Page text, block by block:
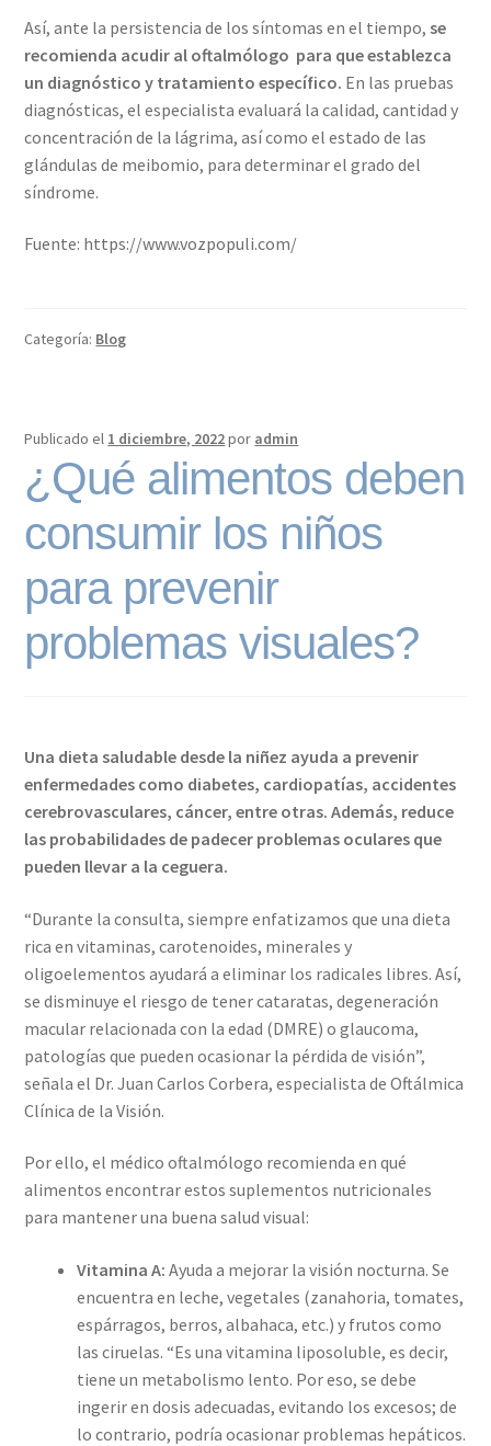
Así, ante la persistencia de los síntomas en el tiempo,se
recomienda acudir al oftalmólogo para que establezca
un diagnóstico y tratamiento específico. En las pruebas
diagnósticas, el especialista evaluará la calidad, cantidad y
concentración de la lágrima, así como el estado de las
glándulas de meibomio, para determinar el grado del
síndrome.
Fuente: https://www.vozpopuli.com/
Categoría: Blog
Publicado el 1 diciembre, 2022por admin
¿Qué alimentos deben
consumir los niños
para prevenir
problemas visuales?
Una dieta saludable desde la niñez ayuda a prevenir
enfermedades como diabetes, cardiopatías, accidentes
cerebrovasculares, cáncer, entre otras. Además, reduce
las probabilidades de padecer problemas oculares que
pueden llevar a la ceguera.
“Durante la consulta, siempre enfatizamos que una dieta
rica en vitaminas, carotenoides, minerales y
oligoelementos ayudará a eliminar los radicales libres. Así,
se disminuye el riesgo de tener cataratas, degeneración
macular relacionada con la edad (DMRE) o glaucoma,
patologías que pueden ocasionar la pérdida de visión”,
señala el Dr. Juan Carlos Corbera, especialista de Oftálmica
Clínica de la Visión.
Por ello, el médico oftalmólogo recomienda en qué
alimentos encontrar estos suplementos nutricionales
para mantener una buena salud visual:
Vitamina A:Ayuda a mejorar la visión nocturna. Se
encuentra en leche, vegetales (zanahoria, tomates,
espárragos, berros, albahaca, etc.) y frutos como
las ciruelas. “Es una vitamina liposoluble, es decir,
tiene un metabolismo lento. Por eso, se debe
ingerir en dosis adecuadas, evitando los excesos; de
lo contrario, podría ocasionar problemas hepáticos.